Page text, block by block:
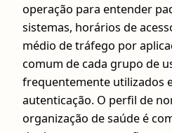
operação para entender
sistemas, horários de
médio de tráfego por
comum de cada grupo de
frequentemente utilizados
autenticação. O perfil de
organização de saúde é